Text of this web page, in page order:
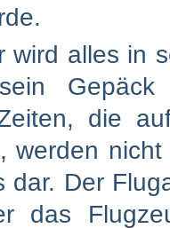
wird alles in
die
werden
dar. Der
das